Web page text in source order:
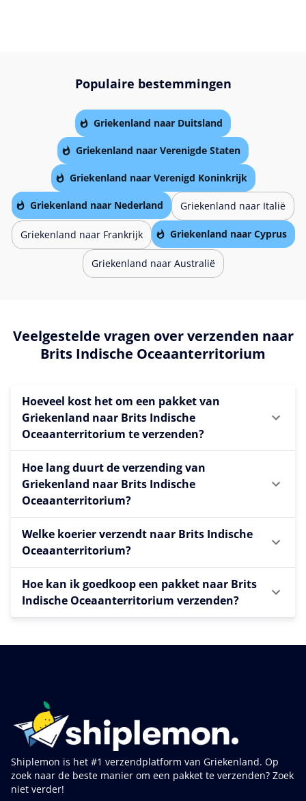
Populaire bestemmingen
Griekenland naar Duitsland
Griekenland naar Verenigde Staten
Griekenland naar Verenigd Koninkrijk
Griekenland naar Nederland Griekenland naar Italië
Griekenland naar Frankrijk Griekenland naar Cyprus
Griekenland naar Australië
Veelgestelde vragen over verzenden naar
Brits Indische Oceaanterritorium
Hoeveel kost het om een pakket van
Griekenland naar Brits Indische
Oceaanterritorium te verzenden?
Hoe lang duurt de verzending van
Griekenland naar Brits Indische
Oceaanterritorium?
Welke koerier verzendt naar Brits Indische
Oceaanterritorium?
Hoe kan ik goedkoop een pakket naar Brits
Indische Oceaanterritorium verzenden?
Shiplemon is het #1 verzendplatform van Griekenland. Op
zoek naar de beste manier om een pakket te verzenden? Zoek
niet verder!